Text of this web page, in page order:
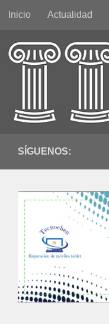
Saltar al contenido
Inicio Actualidad
SÍGUENOS: